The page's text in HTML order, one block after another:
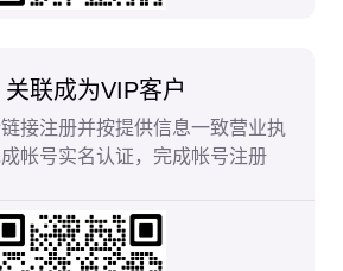
关联成为VIP客户
接注册并按提供信息一致营业执
帐号实名认证，完成帐号注册